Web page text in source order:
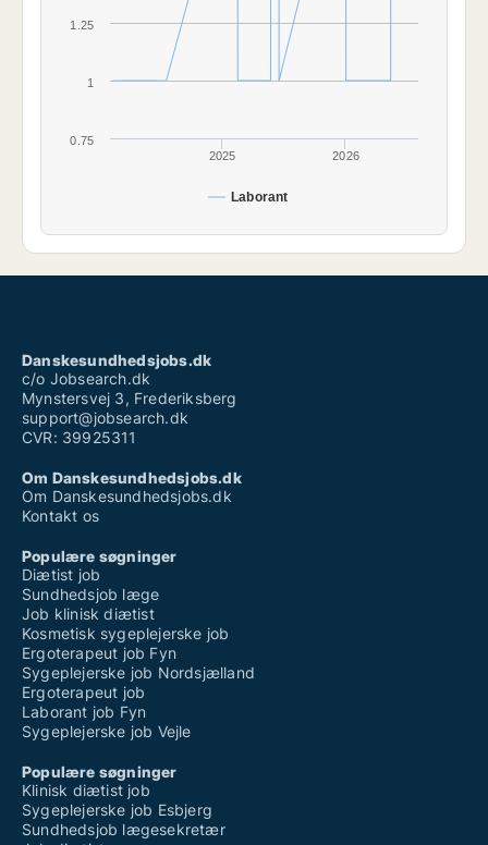
Laborant
2025 2026
1
0.75
1.25
Danskesundhedsjobs.dk
c/o Jobsearch.dk
Mynstersvej 3, Frederiksberg
support@jobsearch.dk
CVR: 39925311
Om Danskesundhedsjobs.dk
Om Danskesundhedsjobs.dk
Kontakt os
Populære søgninger
Diætist job
Sundhedsjob læge
Job klinisk diætist
Kosmetisk sygeplejerske job
Ergoterapeut job Fyn
Sygeplejerske job Nordsjælland
Ergoterapeut job
Laborant job Fyn
Sygeplejerske job Vejle
Populære søgninger
Klinisk diætist job
Sygeplejerske job Esbjerg
Sundhedsjob lægesekretær